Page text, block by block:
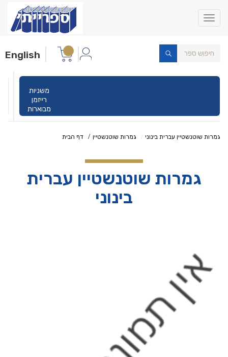
Toggle
navigation
English
משניות
רייזמן
מבוארות
דף הבית גמרות שוטנשטיין גמרות שוטנשטיין עברית בינוני
גמרות שוטנשטיין עברית
בינוני